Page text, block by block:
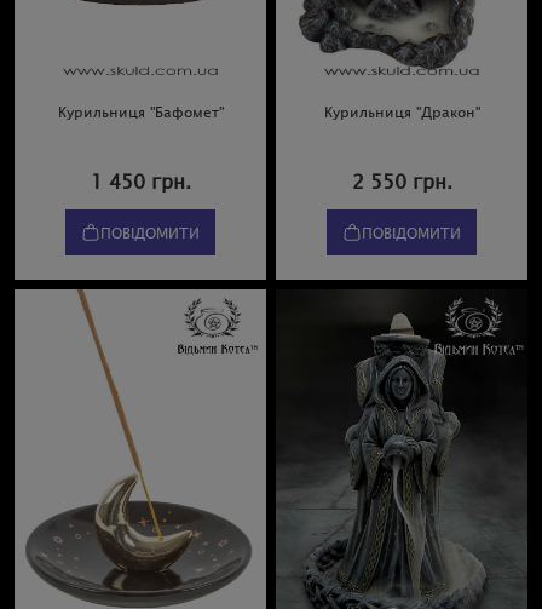
Курильниця "Бафомет"
1 450 грн.
ПОВІДОМИТИ
Курильниця "Дракон"
2 550 грн.
ПОВІДОМИТИ